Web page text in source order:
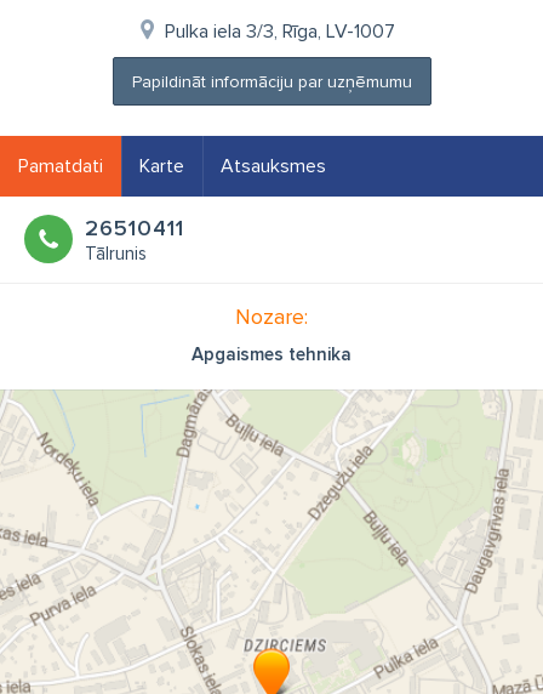
Pulka iela 3/3, Rīga, LV-1007
Papildināt informāciju par uzņēmumu
Pamatdati Karte Atsauksmes
26510411
Tālrunis
Nozare:
Apgaismes tehnika